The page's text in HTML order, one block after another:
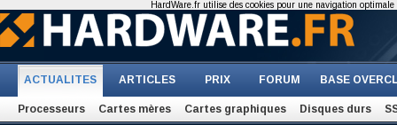
ACTUALITES ARTICLES PRIX FORUM BASE
Processeurs Cartes mères Cartes graphiques Disques durs
HardWare.fr utilise des cookies pour une navigation